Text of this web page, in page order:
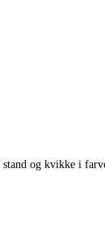
og kvikke i